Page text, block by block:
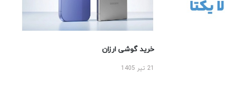
خرید گوشی ارزان